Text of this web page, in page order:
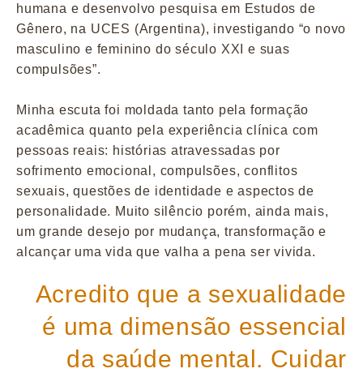
humana e desenvolvo pesquisa em Estudos de
Gênero, na UCES (Argentina), investigando “o novo
masculino e feminino do século XXI e suas
compulsões”.
Minha escuta foi moldada tanto pela formação
acadêmica quanto pela experiência clínica com
pessoas reais: histórias atravessadas por
sofrimento emocional, compulsões, conflitos
sexuais, questões de identidade e aspectos de
personalidade. Muito silêncio porém, ainda mais,
um grande desejo por mudança, transformação e
alcançar uma vida que valha a pena ser vivida.
Acredito que a sexualidade
é uma dimensão essencial
da saúde mental. Cuidar